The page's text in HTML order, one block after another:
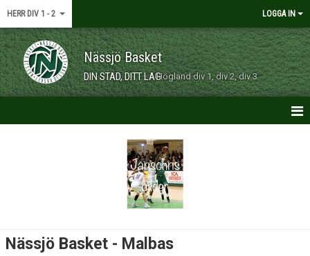
HERR DIV 1 - 2 LOGGA IN
Nässjö Basket
DIN STAD, DITT LAGHögland div 1, div 2, div 3
Nässjö Basket - Malbas